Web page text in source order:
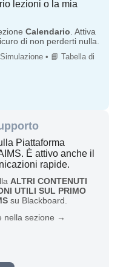
lezioni o la mia
Calendario . Attiva
di non perderti nulla.
• 📘 Tabella di
Piattaforma
È attivo anche il
rapide.
ALTRI CONTENUTI
UTILI SUL PRIMO
su Blackboard.
nella sezione →